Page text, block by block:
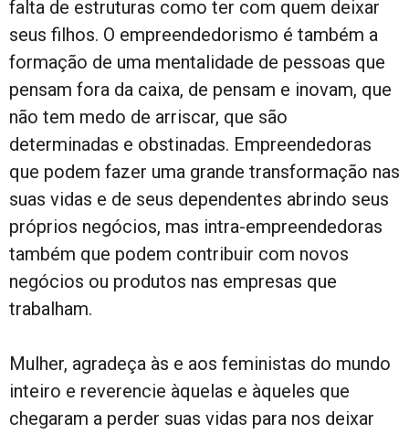
falta de estruturas como ter com quem deixar
seus filhos. O empreendedorismo é também a
formação de uma mentalidade de pessoas que
pensam fora da caixa, de pensam e inovam, que
não tem medo de arriscar, que são
determinadas e obstinadas. Empreendedoras
que podem fazer uma grande transformação nas
suas vidas e de seus dependentes abrindo seus
próprios negócios, mas intra-empreendedoras
também que podem contribuir com novos
negócios ou produtos nas empresas que
trabalham.
Mulher, agradeça às e aos feministas do mundo
inteiro e reverencie àquelas e àqueles que
chegaram a perder suas vidas para nos deixar